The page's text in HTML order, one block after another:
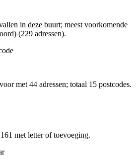
in deze buurt; meest voorkomende
(229 adressen).
met 44 adressen; totaal 15 postcodes.
met letter of toevoeging.